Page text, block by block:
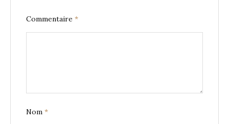
Commentaire *
Nom *